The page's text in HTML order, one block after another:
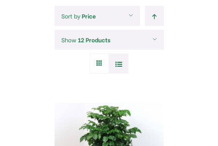
Sort byPrice
Show 12 Products